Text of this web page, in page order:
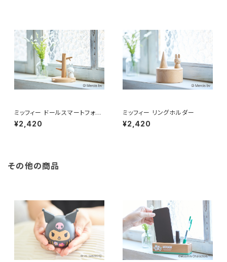
ミッフィー ドールスマートフォン
スタンド
¥2,420
ミッフィー リングホルダー
¥2,420
その他の商品